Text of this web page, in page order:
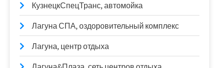
КузнецкСпецТранс, автомойка
Лагуна СПА, оздоровительный комплекс
Лагуна, центр отдыха